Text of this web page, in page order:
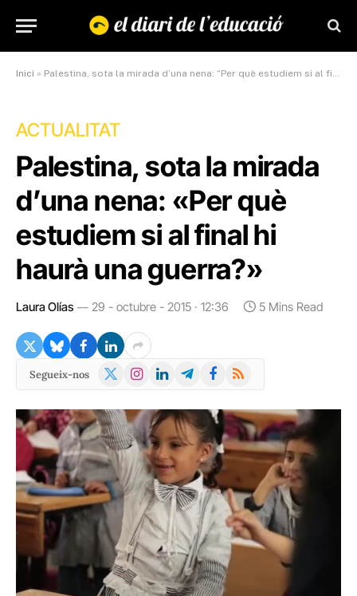
Inici » Palestina, sota la mirada d’una nena: “Per què estudiem si al final hi haurà una guerra?”
ACTUALITAT
Palestina, sota la mirada
d’una nena: «Per què
estudiem si al final hi
haurà una guerra?»
Laura Olías 29 - octubre - 2015 · 12:36 5 Mins Read
Segueix-nos
X
Instagram
LinkedInTelegramFacebook
RSS